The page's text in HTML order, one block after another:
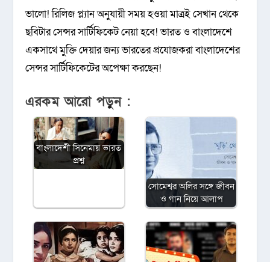
ভালো! রিলিজ প্ল্যান অনুযায়ী সময় হওয়া মাত্রই সেখান থেকে
ছবিটার সেন্সর সার্টিফিকেট নেয়া হবে! ভারত ও বাংলাদেশে
একসাথে মুক্তি দেয়ার জন্য ভারতের প্রযোজকরা বাংলাদেশের
সেন্সর সার্টিফিকেটের অপেক্ষা করছেন!
এরকম আরো পড়ুন :
বাংলাদেশী সিনেমায় ভারত
প্রশ্ন
সোমেশ্বর অলির সঙ্গে জীবন
ও গান নিয়ে আলাপ